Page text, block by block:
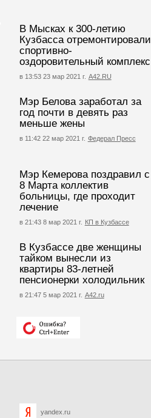
В Мысках к 300-летию
Кузбасса отремонтировали
спортивно-
оздоровительный комплекс
в 13:53 23 мар 2021 г. А42.RU
Мэр Белова заработал за
год почти в девять раз
меньше жены
в 11:42 22 мар 2021 г. Федерал Пресс
Мэр Кемерова поздравил с
8 Марта коллектив
больницы, где проходит
лечение
в 21:43 8 мар 2021 г. КП в Кузбассе
В Кузбассе две женщины
тайком вынесли из
квартиры 83-летней
пенсионерки холодильник
в 21:47 5 мар 2021 г. А42.ru
yandex.ru